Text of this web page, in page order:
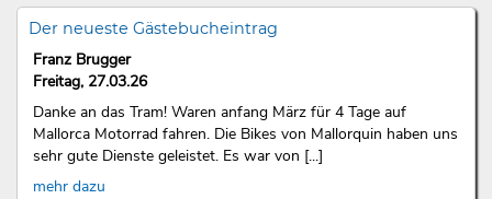
Der neueste Gästebucheintrag
Franz Brugger
Freitag, 27.03.26
Danke an das Tram! Waren anfang März für 4 Tage auf
Mallorca Motorrad fahren. Die Bikes von Mallorquin haben uns
sehr gute Dienste geleistet. Es war von [...]
mehr dazu